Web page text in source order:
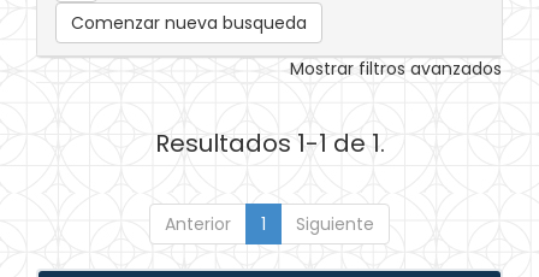
Comenzar nueva busqueda
Mostrar filtros avanzados
Resultados 1-1 de 1.
Anterior 1 Siguiente